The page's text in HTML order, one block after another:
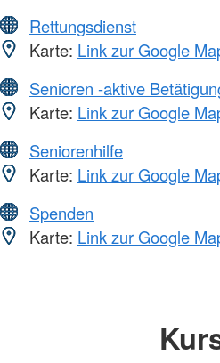
Rettungsdienst
Karte: Link zur Google
Senioren -aktive
Karte: Link zur Google
Seniorenhilfe
Karte: Link zur Google
Spenden
Karte: Link zur Google